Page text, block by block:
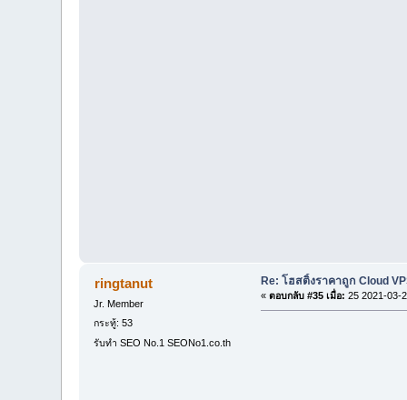
ringtanut
Jr. Member
กระทู้: 53
รับทำ SEO No.1 SEONo1.co.th
Re: โฮสติ้งราคาถูก Cloud
« ตอบกลับ #35 เมื่อ: 25 2021-03-